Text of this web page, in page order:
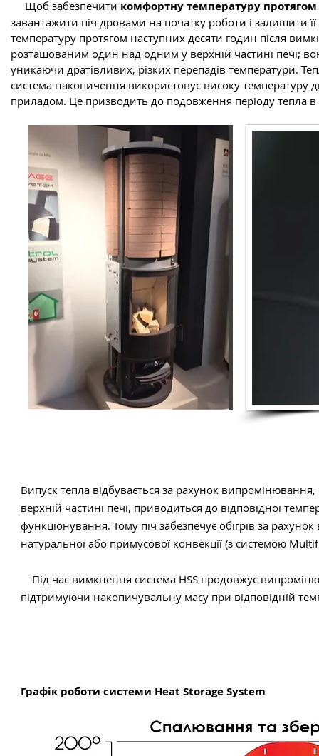
Щоб забезпечити комфортну температуру
завантажити піч дровами на початку роботи і залишити
температуру протягом наступних десяти годин після
розташованим один над одним у верхній частині печі;
уникаючи дратівливих, різких перепадів температури.
система накопичення використовує високу
приладом. Це призводить до подовження періоду тепла в
Випуск тепла відбувається за рахунок
верхній частині печі, приводиться до відповідної
функціонування. Тому піч забезпечує обігрів за
натуральної або примусової конвекції (з системою
Під час вимкнення система HSS продовжує
підтримуючи накопичувальну масу при відповідній
Графік роботи системи Heat Storage System